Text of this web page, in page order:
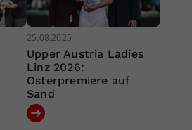
25.08.2025
Upper Austria Ladies
Linz 2026:
Osterpremiere auf
Sand